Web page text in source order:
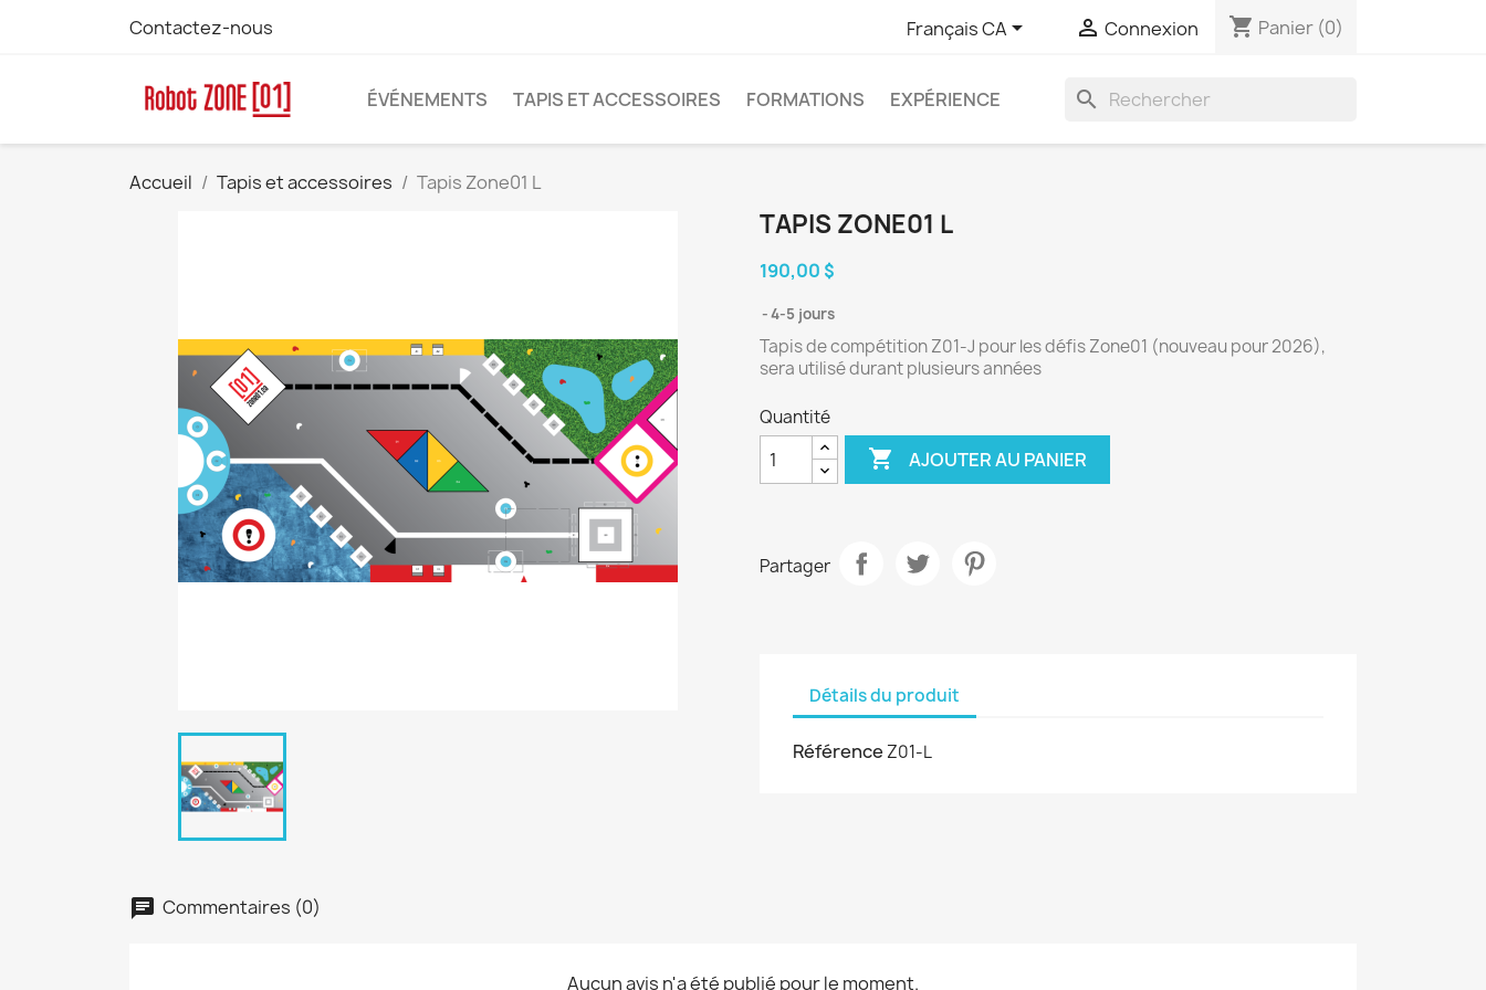
Contactez-nous Français CA  Connexion shopping_cart Panier (0)
search
ÉVÉNEMENTS TAPIS ET ACCESSOIRES FORMATIONS EXPÉRIENCE
Accueil Tapis et accessoires Tapis Zone01 L
TAPIS ZONE01 L
190,00 $
4-5 jours
Tapis de compétition Z01-J pour les défis Zone01 (nouveau pour 2026),
sera utilisé durant plusieurs années
Quantité
 AJOUTER AU PANIER
Partager
Détails du produit
Référence Z01-L
Commentaires (0)
Aucun avis n'a été publié pour le moment.